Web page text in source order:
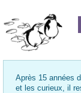
Après 15 années
et les curieux, il